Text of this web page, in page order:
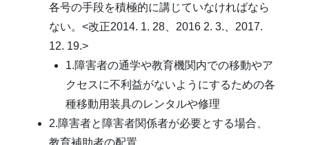
各号の手段を積極的に講じていなければなら
ない。<改正2014. 1. 28、2016 2. 3.、2017.
12. 19.>
1.障害者の通学や教育機関内での移動やア
クセスに不利益がないようにするための各
種移動用装具のレンタルや修理
2.障害者と障害者関係者が必要とする場合、
教育補助者の配置